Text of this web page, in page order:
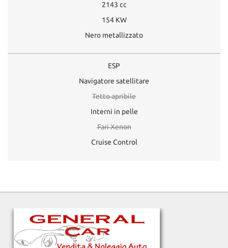
2143 cc
154 KW
Nero metallizzato
ESP
Navigatore satellitare
Tetto apribile
Interni in pelle
Fari Xenon
Cruise Control